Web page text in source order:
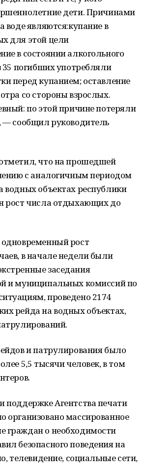
дети. Причинами
воде являются:купание в
для этой цели
в состоянии алкогольного
35 погибших употребляли
перед купанием; оставление
со стороны взрослых.
по этой причине потеряли
— сообщил руководитель
что на прошедшей
с аналогичным периодом
объектах республики
рост числа отдыхающих до
одновременный рост
в начале недели были
заседания
и муниципальных комиссий по
проведено 2174
рейда на водных объектах,
и патрулирования было
5,5 тысячи человек, в том
поддержке Агентства печати
организовано массированное
граждан о необходимости
безопасного поведения на
телевидение, социальные сети,